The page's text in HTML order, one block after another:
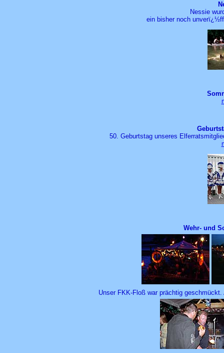
Nessie
ein bisher noch
50. Geburtstag unseres
Wehr- und
Unser FKK-Floß war prächtig